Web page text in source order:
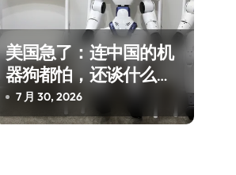
美国急了：连中国的机
器狗都怕，还谈什么大
国自信？
7 月 30, 2026